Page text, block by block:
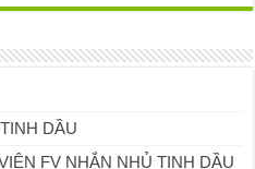
DẦU
FV NHẮN NHỦ TINH DẦU